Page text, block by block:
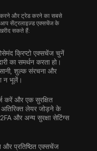
करने और ट्रेड करने का सबसे
आप सेंट्रलाइज़्ड एक्सचेंज के
सकते हैं:
क्रिप्टो एक्सचेंज चुनें
का समर्थन करता हो।
शुल्क संरचना और
न भूलें।
करें और एक सुरक्षित
लेयर जोड़ने के
और अन्य सुरक्षा सेटिंग्स
और प्रतिष्ठित एक्सचेंज